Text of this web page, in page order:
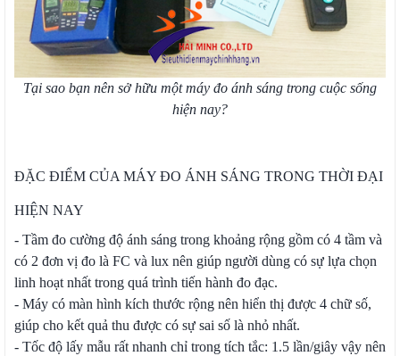
Tại sao bạn nên sở hữu một máy đo ánh sáng trong cuộc sống
hiện nay?
ĐẶC ĐIỂM CỦA MÁY ĐO ÁNH SÁNG TRONG THỜI ĐẠI
HIỆN NAY
- Tầm đo cường độ ánh sáng trong khoảng rộng gồm có 4 tầm và
có 2 đơn vị đo là FC và lux nên giúp người dùng có sự lựa chọn
linh hoạt nhất trong quá trình tiến hành đo đạc.
- Máy có màn hình kích thước rộng nên hiển thị được 4 chữ số,
giúp cho kết quả thu được có sự sai số là nhỏ nhất.
- Tốc độ lấy mẫu rất nhanh chỉ trong tích tắc: 1.5 lần/giây vậy nên